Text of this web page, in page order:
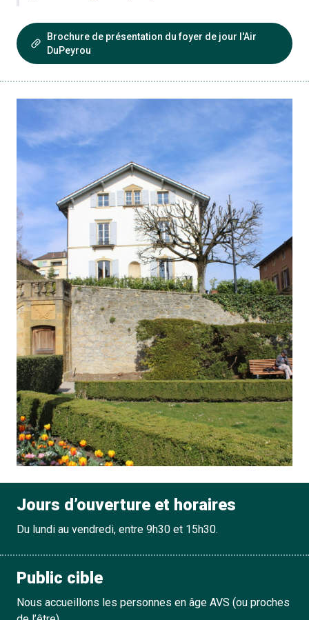
Brochure de présentation du foyer de jour l'Air
DuPeyrou
Jours d’ouverture et horaires
Du lundi au vendredi, entre 9h30 et 15h30.
Public cible
Nous accueillons les personnes en âge AVS (ou proches